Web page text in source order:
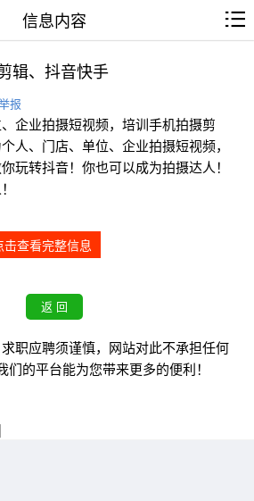
信息内容
辑、抖音快手
报
企业拍摄短视频，培训手机拍摄剪
人、门店、单位、企业拍摄短视频，
玩转抖音！你也可以成为拍摄达人！
击查看完整信息
职应聘须谨慎，网站对此不承担任何
的平台能为您带来更多的便利！